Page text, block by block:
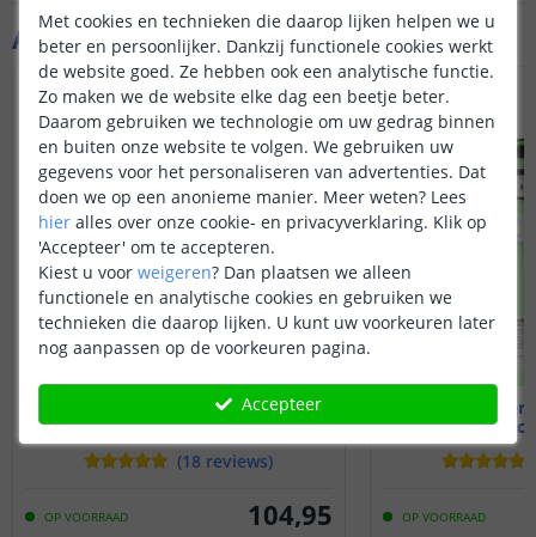
Aanvullende producten
9 meter ledstrip Wit
Zigbee - complete set
(18 reviews)
OP VOORRAAD 104,95
9 meter
Zigbee -
OP VOORRAAD
Met cookies en technieken die daarop lijken helpen we u
beter en persoonlijker. Dankzij functionele cookies werkt
de website goed. Ze hebben ook een analytische functie.
Zo maken we de website elke dag een beetje beter.
Daarom gebruiken we technologie om uw gedrag binnen
en buiten onze website te volgen. We gebruiken uw
gegevens voor het personaliseren van advertenties. Dat
doen we op een anonieme manier. Meer weten? Lees
hier alles over onze cookie- en privacyverklaring. Klik op
'Accepteer' om te accepteren.
Kiest u voor weigeren? Dan plaatsen we alleen
functionele en analytische cookies en gebruiken we
technieken die daarop lijken. U kunt uw voorkeuren later
nog aanpassen op de voorkeuren pagina.
Accepteer